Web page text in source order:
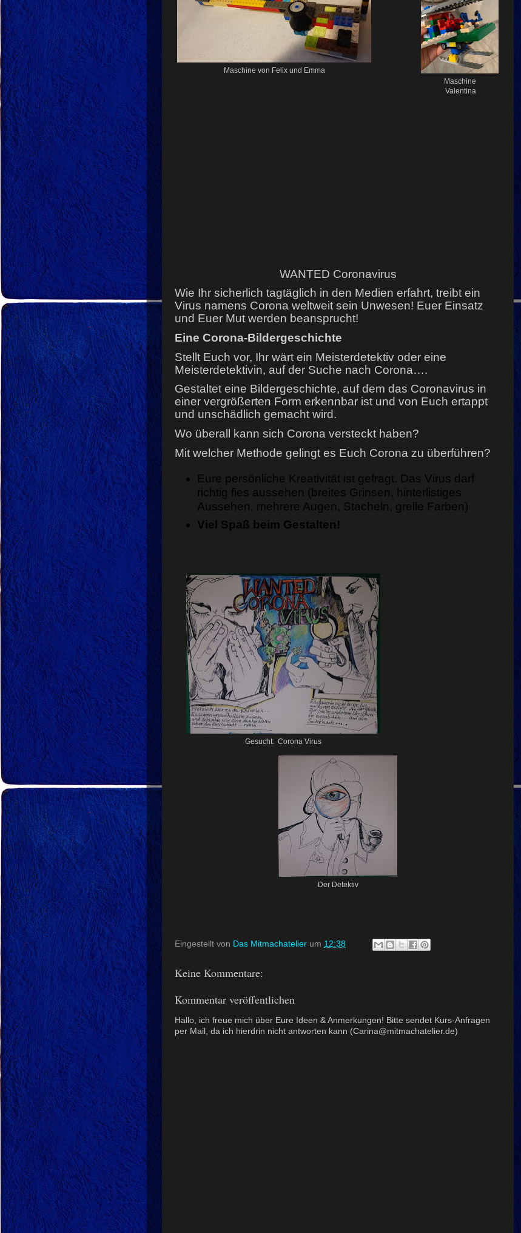
Maschine von Felix und Emma
Maschine
Valentina
WANTED Coronavirus
Wie Ihr sicherlich tagtäglich in den Medien erfahrt, treibt ein
Virus namens Corona weltweit sein Unwesen! Euer Einsatz
und Euer Mut werden beansprucht!
Eine Corona-Bildergeschichte
Stellt Euch vor, Ihr wärt ein Meisterdetektiv oder eine
Meisterdetektivin, auf der Suche nach Corona….
Gestaltet eine Bildergeschichte, auf dem das Coronavirus in
einer vergrößerten Form erkennbar ist und von Euch ertappt
und unschädlich gemacht wird.
Wo überall kann sich Corona versteckt haben?
Mit welcher Methode gelingt es Euch Corona zu überführen?
Eure persönliche Kreativität ist gefragt. Das Virus darf
richtig fies aussehen (breites Grinsen, hinterlistiges
Aussehen, mehrere Augen, Stacheln, grelle Farben)
Viel Spaß beim Gestalten!
Gesucht: Corona Virus
Der Detektiv
Eingestellt von Das Mitmachatelier um 12:38
Keine Kommentare:
Kommentar veröffentlichen
Hallo, ich freue mich über Eure Ideen & Anmerkungen! Bitte sendet Kurs-Anfragen
per Mail, da ich hierdrin nicht antworten kann (Carina@mitmachatelier.de)